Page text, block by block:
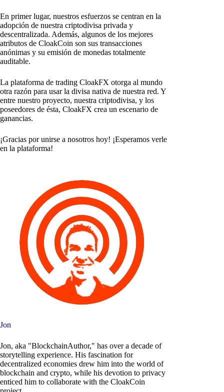
En primer lugar, nuestros esfuerzos se centran en la
adopción de nuestra criptodivisa privada y
descentralizada. Además, algunos de los mejores
atributos de CloakCoin son sus transacciones
anónimas y su emisión de monedas totalmente
auditable.
La plataforma de trading CloakFX otorga al mundo
otra razón para usar la divisa nativa de nuestra red. Y
entre nuestro proyecto, nuestra criptodivisa, y los
poseedores de ésta, CloakFX crea un escenario de
ganancias.
¡Gracias por unirse a nosotros hoy! ¡Esperamos verle
en la plataforma!
Jon
Jon, aka "BlockchainAuthor," has over a decade of
storytelling experience. His fascination for
decentralized economies drew him into the world of
blockchain and crypto, while his devotion to privacy
enticed him to collaborate with the CloakCoin